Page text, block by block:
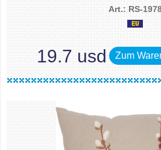
Art.: RS-
19.7 usd Zum